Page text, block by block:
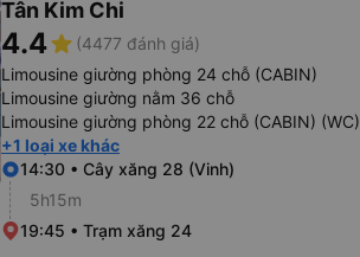
Tân Kim Chi
4.4star (4477 đánh giá)
Limousine giường phòng 24 chỗ (CABIN)
Limousine giường nằm 36 chỗ
Limousine giường phòng 22 chỗ (CABIN) (WC)
+1 loại xe khác
14:30 • Cây xăng 28 (Vinh)
5h15m
19:45 • Trạm xăng 24